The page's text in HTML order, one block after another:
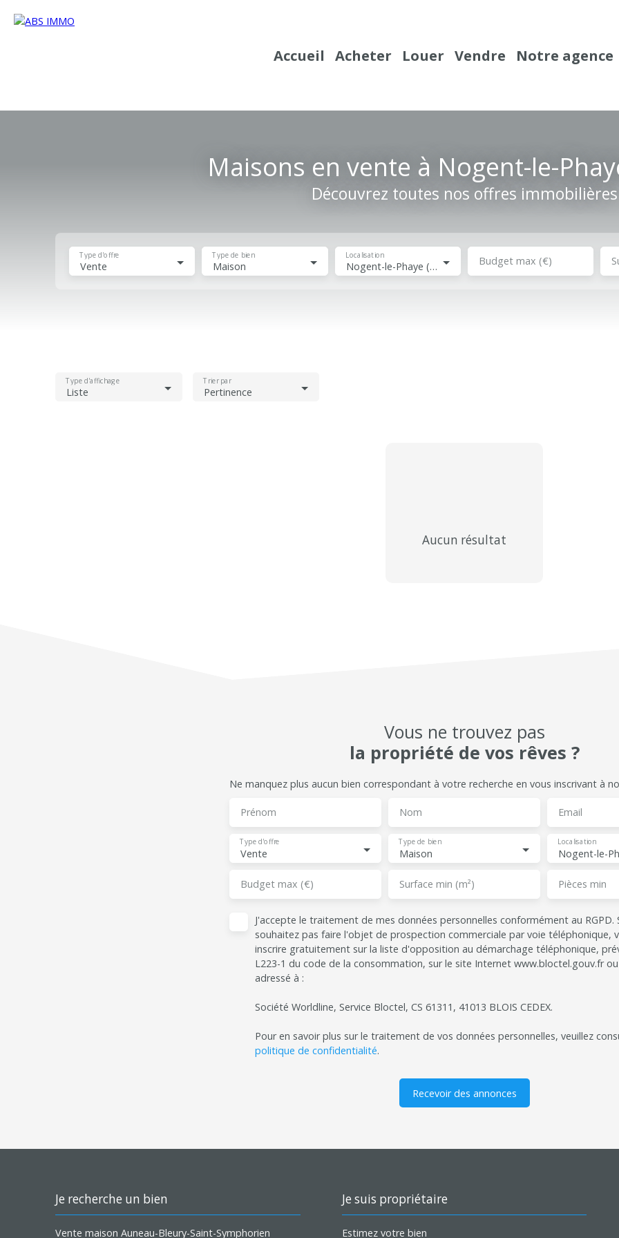
Accueil Acheter Louer Vendre Notre agence
Maisons en vente à Nogent-le-
Découvrez toutes nos offres immobilières
Vente
Type d'offre
Maison
Type de bien
Nogent-le-Phaye (28630)
Localisation Budget max (€)
Liste
Type d'affichage
Pertinence
Trier par
Aucun résultat
Vous ne trouvez pas
la propriété de vos rêves ?
Ne manquez plus aucun bien correspondant à votre recherche en vous inscrivant à
Prénom Nom Email
Vente
Type d'offre
Maison
Type de bien
Nogent-le-
Localisation
Budget max (€) Surface min (m²) Pièces min
J'accepte le traitement de mes données personnelles conformément au RGPD.
souhaitez pas faire l'objet de prospection commerciale par voie téléphonique,
inscrire gratuitement sur la liste d'opposition au démarchage téléphonique,
L223-1 du code de la consommation, sur le site Internet www.bloctel.gouv.fr
adressé à :
Société Worldline, Service Bloctel, CS 61311, 41013 BLOIS CEDEX.
Pour en savoir plus sur le traitement de vos données personnelles, veuillez
politique de confidentialité.
Recevoir des annonces
Je recherche un bien
Vente maison Auneau-Bleury-Saint-Symphorien
Je suis propriétaire
Estimez votre bien